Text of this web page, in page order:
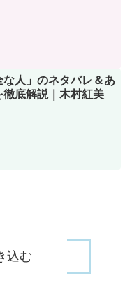
な人」のネタバレ＆あ
徹底解説｜木村紅美
込む